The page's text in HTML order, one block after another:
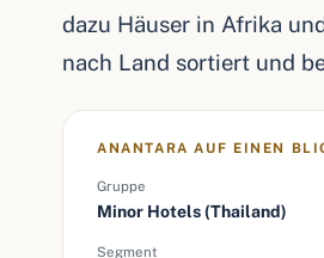
dazu Häuser in Afrika
nach Land sortiert und
ANANTARA AUF EINEN
Gruppe
Minor Hotels (Thailand)
Segment